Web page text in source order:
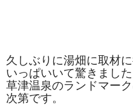
久しぶりに湯畑に取材
いっぱいいて驚きました
草津温泉のランドマー
次第です。